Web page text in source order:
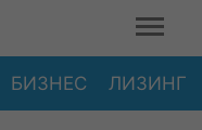
БИЗНЕС ЛИЗИНГ